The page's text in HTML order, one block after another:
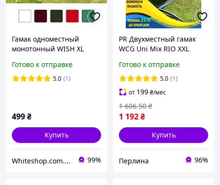
Гамак одноместный
монотонный WISH XL
туристический для сада
дачи Бордовый W_1184
Готово к отправке
5.0 (1)
499₴
Купить
Whiteshop.com.ua 99%
PR Двухместный гамак
WCG Uni Mix RIO XXL
отдыха на природе и
дома подвесное ложе для
Per33/R
Готово к отправке
5.0 (1)
от 199₴/мес
1 192₴
1 606.50 ₴
Купить
Перлина 96%